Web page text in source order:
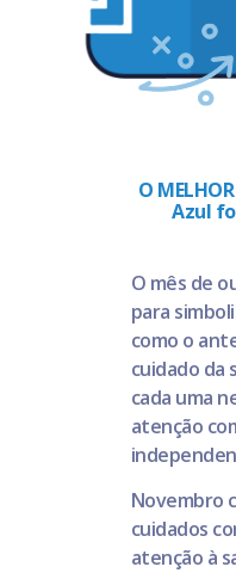
O
Azul
O mês de
para
como o
cuidado da
cada uma
atenção
Novembro
cuidados
atenção à